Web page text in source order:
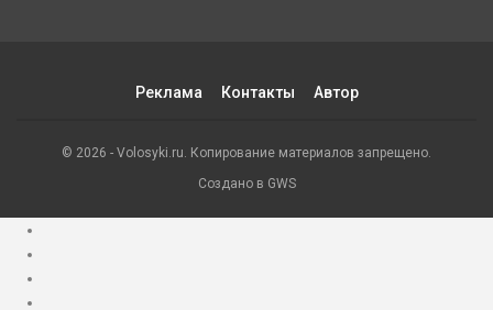
Реклама Контакты Автор
© 2026 - Volosyki.ru. Копирование материалов запрещено.
Создано в GWS